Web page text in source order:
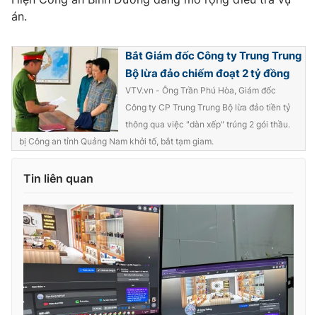
Ðiện thoại Thời báo VTV:024.66 897 897
Liên hệ quảng cáo:024-7300.7108
® Cấm sao chép dưới mọi hình thức nếu không có sự chấp
thuận bằng văn bản. Ghi rõ nguồn VTV.vn khi phát hành lại
thông tin từ website này.
án.
Bắt Giám đốc Công ty Trung Trung
Bộ lừa đảo chiếm đoạt 2 tỷ đồng
VTV.vn - Ông Trần Phú Hòa, Giám đốc
Công ty CP Trung Trung Bộ lừa đảo tiền tỷ
thông qua việc "dàn xếp" trúng 2 gói thầu.
bị Công an tỉnh Quảng Nam khởi tố, bắt tạm giam.
Tin liên quan